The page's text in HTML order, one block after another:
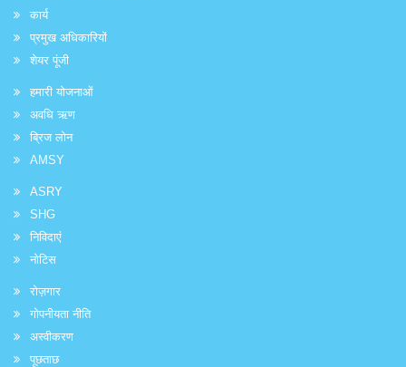
कार्य
प्रमुख अधिकारियों
शेयर पूंजी
हमारी योजनाओं
अवधि ऋण
ब्रिज लोन
AMSY
ASRY
SHG
निविदाएं
नोटिस
रोज़गार
गोपनीयता नीति
अस्वीकरण
पूछताछ